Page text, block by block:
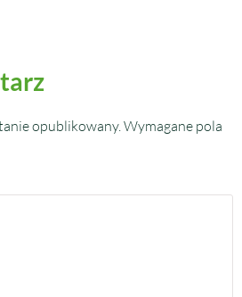
opublikowany. Wymagane pola